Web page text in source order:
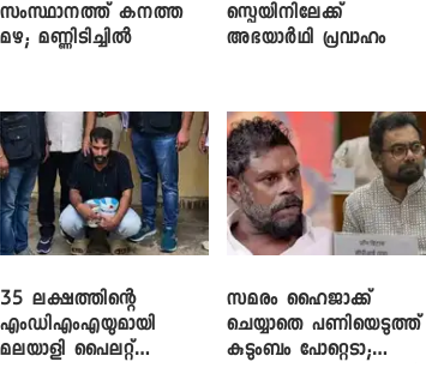
സംസ്ഥാനത്ത് കനത്ത
മഴ; മണ്ണിടിച്ചിൽ
സ്പെയിനിലേക്ക്
അഭയാർഥി പ്രവാഹം
35 ലക്ഷത്തിന്റെ
എംഡിഎംഎയുമായി
മലയാളി പൈലറ്റ്
സമരം ഹൈജാക്ക്
ചെയ്യാതെ പണിയെടുത്ത്
കുടുംബം പോറ്റെടാ;